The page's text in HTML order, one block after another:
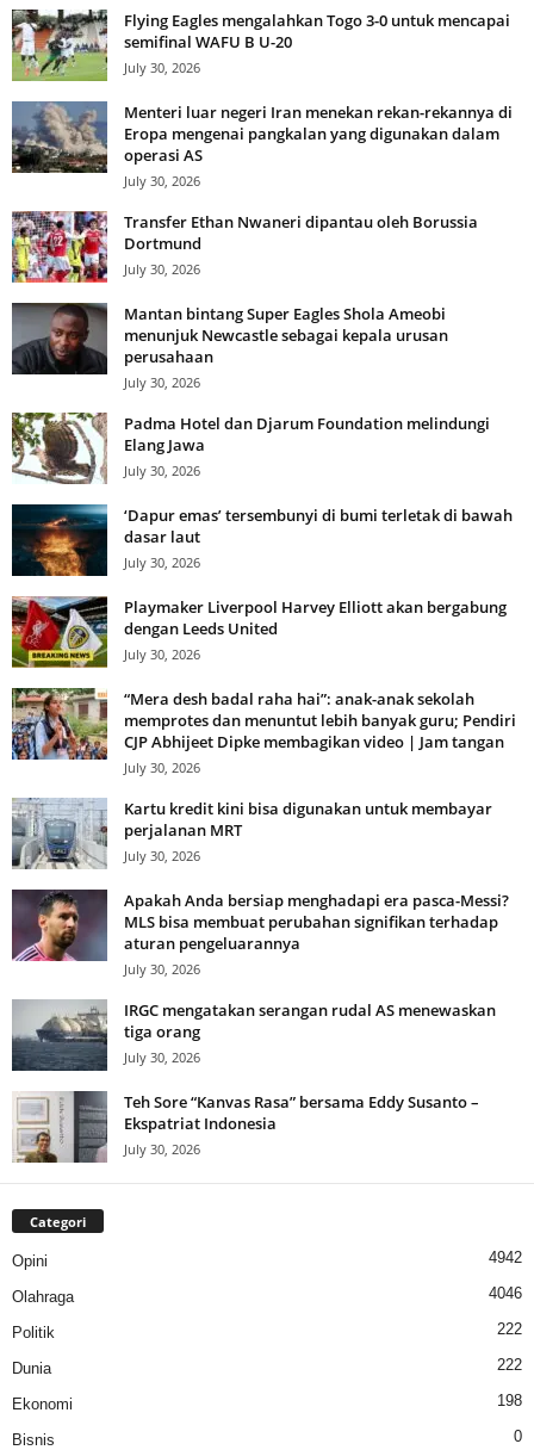
Flying Eagles mengalahkan Togo 3-0 untuk mencapai
semifinal WAFU B U-20
July 30, 2026
Menteri luar negeri Iran menekan rekan-rekannya di
Eropa mengenai pangkalan yang digunakan dalam
operasi AS
July 30, 2026
Transfer Ethan Nwaneri dipantau oleh Borussia
Dortmund
July 30, 2026
Mantan bintang Super Eagles Shola Ameobi
menunjuk Newcastle sebagai kepala urusan
perusahaan
July 30, 2026
Padma Hotel dan Djarum Foundation melindungi
Elang Jawa
July 30, 2026
‘Dapur emas’ tersembunyi di bumi terletak di bawah
dasar laut
July 30, 2026
Playmaker Liverpool Harvey Elliott akan bergabung
dengan Leeds United
July 30, 2026
“Mera desh badal raha hai”: anak-anak sekolah
memprotes dan menuntut lebih banyak guru; Pendiri
CJP Abhijeet Dipke membagikan video | Jam tangan
July 30, 2026
Kartu kredit kini bisa digunakan untuk membayar
perjalanan MRT
July 30, 2026
Apakah Anda bersiap menghadapi era pasca-Messi?
MLS bisa membuat perubahan signifikan terhadap
aturan pengeluarannya
July 30, 2026
IRGC mengatakan serangan rudal AS menewaskan
tiga orang
July 30, 2026
Teh Sore “Kanvas Rasa” bersama Eddy Susanto –
Ekspatriat Indonesia
July 30, 2026
Categori
Opini 4942
Olahraga 4046
Politik 222
Dunia 222
Ekonomi 198
Bisnis 0